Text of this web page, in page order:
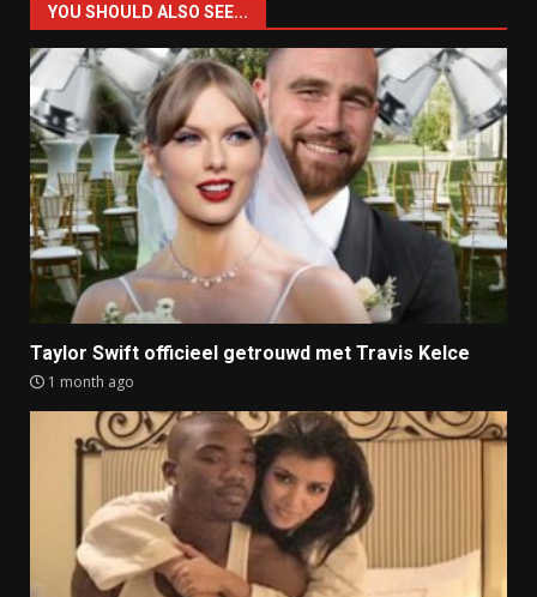
YOU SHOULD ALSO SEE...
Taylor Swift officieel getrouwd met Travis Kelce
1 month ago